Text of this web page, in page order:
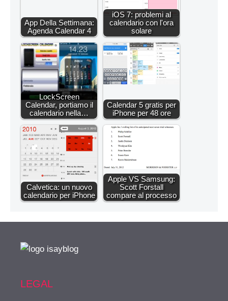
App Della Settimana:
Agenda Calendar 4
iOS 7: problemi al
calendario con l'ora
solare
LockScreen
Calendar, portiamo il
calendario nella…
Calendar 5 gratis per
iPhone per 48 ore
Calvetica: un nuovo
calendario per iPhone
Apple VS Samsung:
Scott Forstall
compare al processo
LEGAL